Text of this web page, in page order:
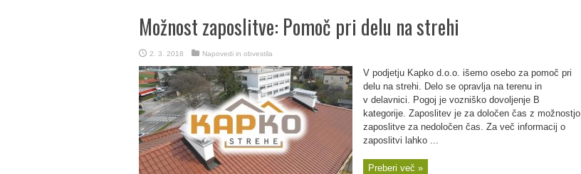
Možnost zaposlitve: Pomoč pri delu na strehi
2. 3. 2018 Napovedi in obvestila
V podjetju Kapko d.o.o. išemo osebo za pomoč pri
delu na strehi. Delo se opravlja na terenu in
v delavnici. Pogoj je vozniško dovoljenje B
kategorije. Zaposlitev je za določen čas z možnostjo
zaposlitve za nedoločen čas. Za več informacij o
zaposlitvi lahko ...
Preberi več »